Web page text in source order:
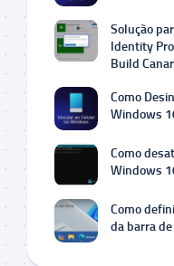
Solução
Identity
Build
Como
Windows
Como
Windows
Como
da barra